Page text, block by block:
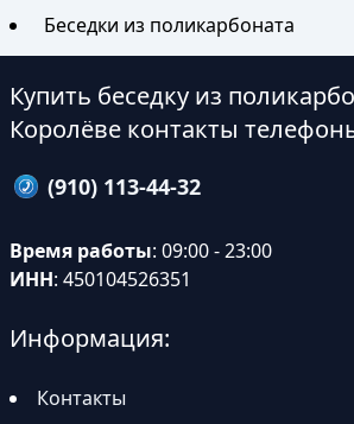
Беседки из поликарбоната
Купить беседку из
Королёве контакты
(910) 113-44-32
Время работы: 09:00 - 23:00
ИНН: 450104526351
Информация:
Контакты